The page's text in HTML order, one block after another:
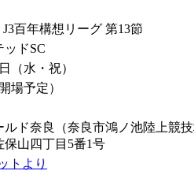
百年構想リーグ 第13節
ッドSC
（水・祝）
場予定）
ルド奈良（奈良市鴻ノ池陸上競
保山四丁目5番1号
トより